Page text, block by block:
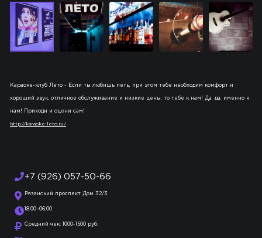
Караоке-клуб Лето - Если ты любишь петь, при этом тебе необходим комфорт и
хороший звук, отличное обслуживание и низкие цены, то тебе к нам! Да, да, именно к
нам! Приходи и оцени сам!
http://karaoke-leto.ru/
+7 (926) 057-50-66
Рязанский проспект Дом 32/3
18:00–06:00
Средний чек: 1000-1500 руб.